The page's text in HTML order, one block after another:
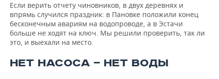
Если верить отчету чиновников, в двух деревнях и
впрямь случился праздник: в Пановке положили конец
бесконечным авариям на водопроводе, а в Эстачи
больше не ходят на ключ. Мы решили проверить, так ли
это, и выехали на место.
НЕТ НАСОСА — НЕТ ВОДЫ